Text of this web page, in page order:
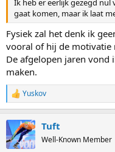
gaat komen, maar ik laat
Fysiek zal het denk ik
vooral of hij de motivatie
De afgelopen jaren
maken.
R
e
c
t
i
Yuskov
Tuft
Well-Known Member